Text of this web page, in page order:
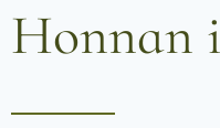
Honnan